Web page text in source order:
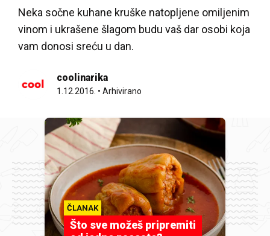
Neka sočne kuhane kruške natopljene omiljenim
vinom i ukrašene šlagom budu vaš dar osobi koja
vam donosi sreću u dan.
coolinarika
1.12.2016. • Arhivirano
ČLANAK
Što sve možeš pripremiti